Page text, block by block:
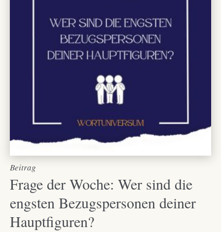
Beitrag
Frage der Woche: Wer sind die
engsten Bezugspersonen deiner
Hauptfiguren?